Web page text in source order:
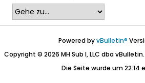
Powered byvBulletin®
Copyright © 2026 MH Sub I, LLC dba
Die Seite wurde um 22:14